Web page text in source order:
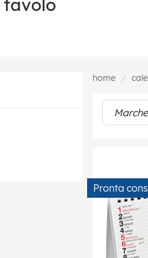
home
Marche
Pronta